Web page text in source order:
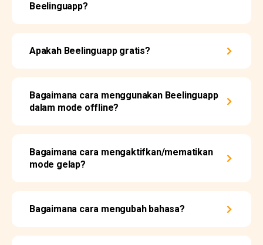
Beelinguapp?
Apakah Beelinguapp gratis?
Bagaimana cara menggunakan Beelinguapp
dalam mode offline?
Bagaimana cara mengaktifkan/mematikan
mode gelap?
Bagaimana cara mengubah bahasa?